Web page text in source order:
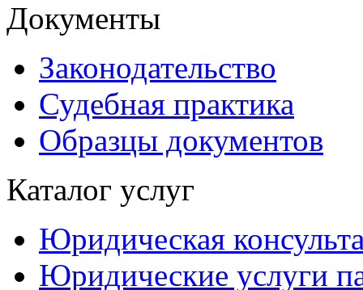
Документы
Законодательство
Судебная практика
Образцы документов
Каталог услуг
Юридическая
Юридические услуги